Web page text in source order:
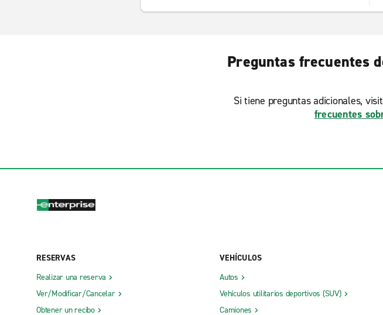
Preguntas frecuentes
Si tiene preguntas adicionales,
frecuentes
RESERVAS
Realizar una reserva
Ver/Modificar/Cancelar
Obtener un recibo
VEHÍCULOS
Autos
Vehículos utilitarios deportivos (SUV)
Camiones